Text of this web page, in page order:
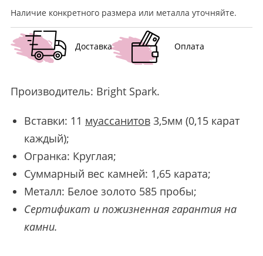
Наличие конкретного размера или металла уточняйте.
Доставка Оплата
Производитель: Bright Spark.
Вставки: 11 муассанитов3,5мм (0,15 карат
каждый);
Огранка: Круглая;
Суммарный вес камней: 1,65 карата;
Металл: Белое золото 585 пробы;
Сертификат и пожизненная гарантия на
камни.